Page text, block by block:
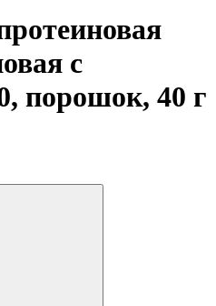
с
порошок, 40 г